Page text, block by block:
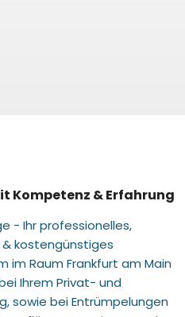
Kompetenz & Erfahrung
- Ihr professionelles,
kostengünstiges
im Raum Frankfurt am Main
Ihrem Privat- und
sowie bei Entrümpelungen